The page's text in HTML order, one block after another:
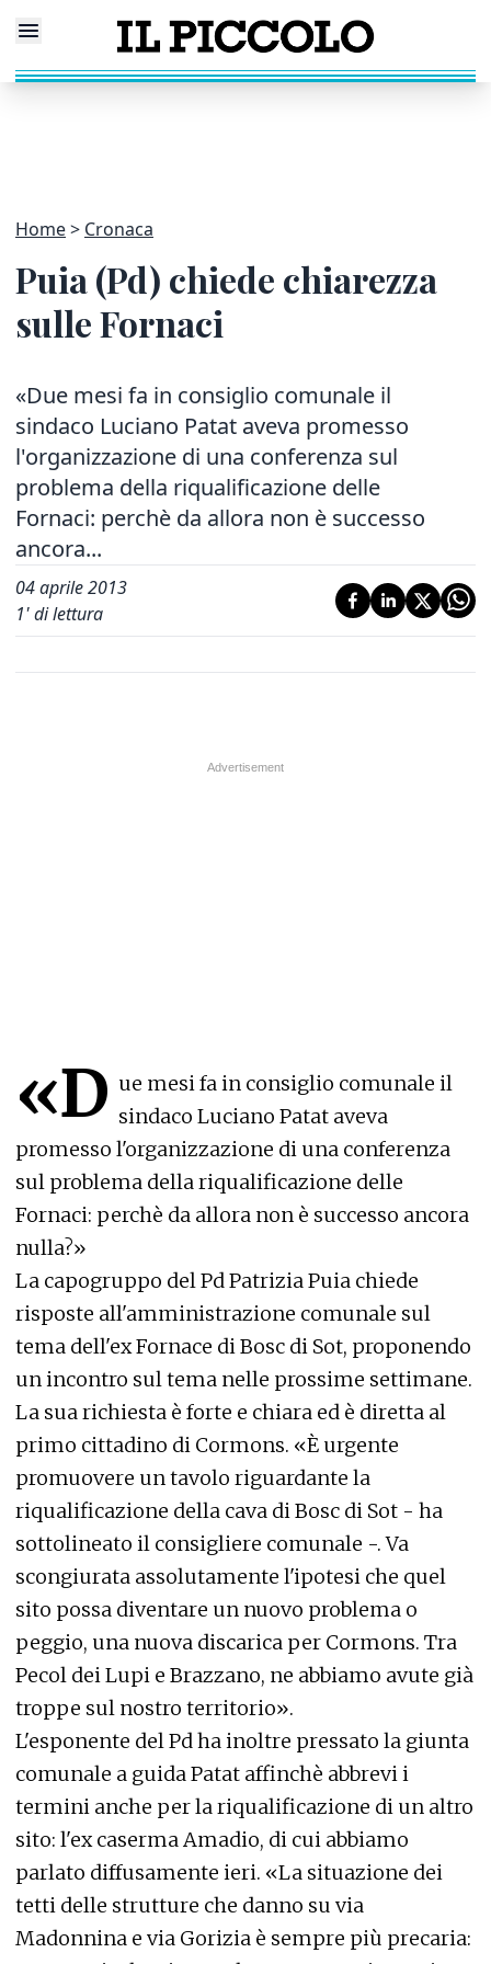
Home Cronaca
Puia (Pd) chiede chiarezza
sulle Fornaci
«Due mesi fa in consiglio comunale il
sindaco Luciano Patat aveva promesso
l'organizzazione di una conferenza sul
problema della riqualificazione delle
Fornaci: perchè da allora non è successo
ancora...
04 aprile 2013
1' di lettura
«D ue mesi fa in consiglio comunale il
sindaco Luciano Patat aveva
promesso l'organizzazione di una conferenza
sul problema della riqualificazione delle
Fornaci: perchè da allora non è successo ancora
nulla?»
La capogruppo del Pd Patrizia Puia chiede
risposte all'amministrazione comunale sul
tema dell'ex Fornace di Bosc di Sot, proponendo
un incontro sul tema nelle prossime settimane.
La sua richiesta è forte e chiara ed è diretta al
primo cittadino di Cormons. «È urgente
promuovere un tavolo riguardante la
riqualificazione della cava di Bosc di Sot - ha
sottolineato il consigliere comunale -. Va
scongiurata assolutamente l'ipotesi che quel
sito possa diventare un nuovo problema o
peggio, una nuova discarica per Cormons. Tra
Pecol dei Lupi e Brazzano, ne abbiamo avute già
troppe sul nostro territorio».
L'esponente del Pd ha inoltre pressato la giunta
comunale a guida Patat affinchè abbrevi i
termini anche per la riqualificazione di un altro
sito: l'ex caserma Amadio, di cui abbiamo
parlato diffusamente ieri. «La situazione dei
tetti delle strutture che danno su via
Madonnina e via Gorizia è sempre più precaria: